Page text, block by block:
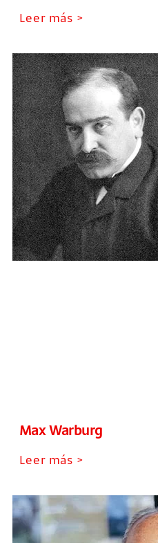
Leer más >
Max Warburg
Leer más >